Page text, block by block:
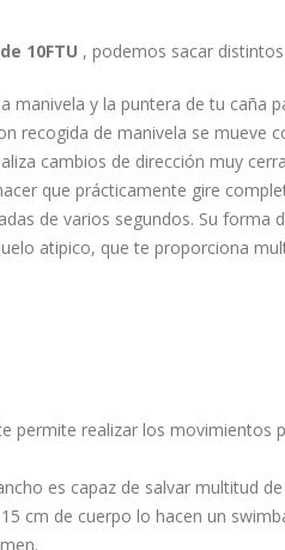
10FTU , podemos sacar
manivela y la puntera de tu caña
recogida de manivela se mueve
cambios de dirección muy
que prácticamente gire
de varios segundos. Su forma
atipico, que te proporciona
te permite realizar los
es capaz de salvar multitud
15 cm de cuerpo lo hacen un